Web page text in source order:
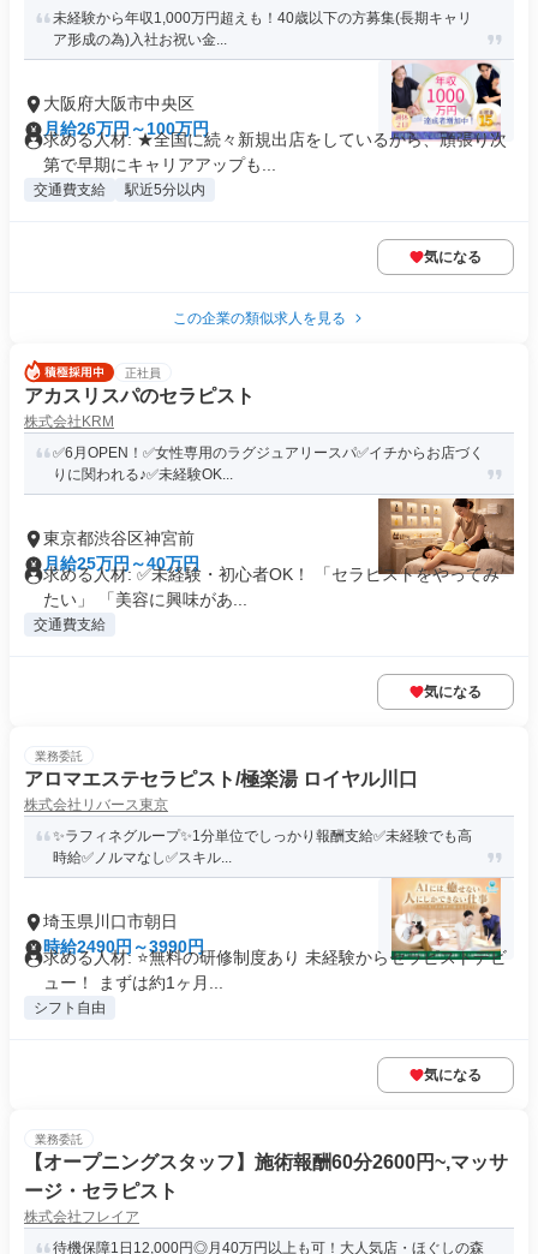
未経験から年収1,000万円超えも！40歳以下の方募集(長期キャリ
ア形成の為)入社お祝い金...
大阪府大阪市中央区
月給26万円～100万円
求める人材: ★全国に続々新規出店をしているから、頑張り次
第で早期にキャリアアップも...
交通費支給 駅近5分以内
気になる
この企業の類似求人を見る
正社員
アカスリスパのセラピスト
株式会社KRM
✅6月OPEN！✅女性専用のラグジュアリースパ✅イチからお店づく
りに関われる♪✅未経験OK...
東京都渋谷区神宮前
月給25万円～40万円
求める人材: ✅未経験・初心者OK！ 「セラピストをやってみ
たい」 「美容に興味があ...
交通費支給
気になる
業務委託
アロマエステセラピスト/極楽湯 ロイヤル川口
株式会社リバース東京
✨️ラフィネグループ✨1分単位でしっかり報酬支給️✅未経験でも高
時給✅️ノルマなし✅スキル...
埼玉県川口市朝日
時給2490円～3990円
求める人材: ⭐️無料の研修制度あり 未経験からセラピストデビ
ュー！ まずは約1ヶ月...
シフト自由
気になる
業務委託
【オープニングスタッフ】施術報酬60分2600円~,マッサ
ージ・セラピスト
株式会社フレイア
待機保障1日12,000円◎月40万円以上も可！大人気店・ほぐしの森